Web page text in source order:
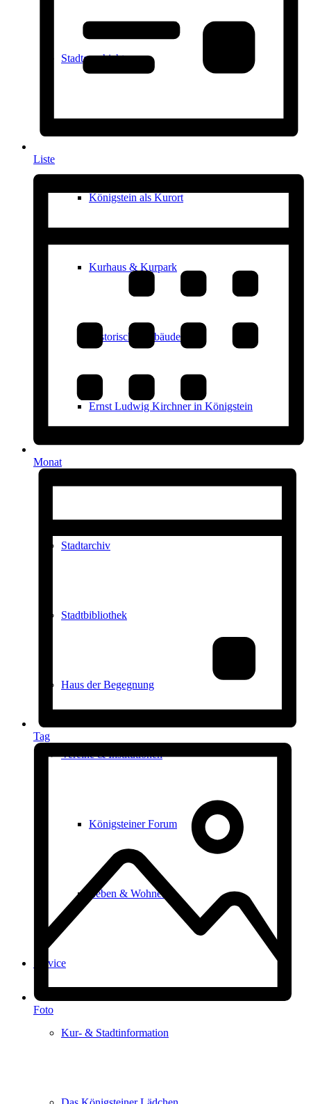
Stadtgeschichte
Königstein als Kurort
Kurhaus & Kurpark
Historische Gebäude
Ernst Ludwig Kirchner in Königstein
Stadtarchiv
Stadtbibliothek
Haus der Begegnung
Vereine & Institutionen
Königsteiner Forum
Leben & Wohnen
Service
Kur- & Stadtinformation
Liste
Monat
Tag
Foto